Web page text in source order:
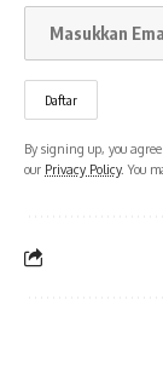
By signing up, you
our Privacy Policy. You